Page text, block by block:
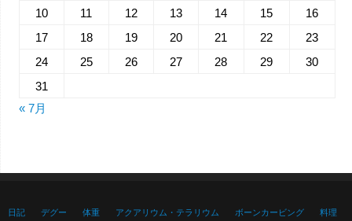
10
11 12 13 14 15
16
17
18 19 20 21 22
23
24
25 26 27 28 29
30
31
« 7月
日記 デグー 体重 アクアリウム・テラリウム ボーンカービング 料理